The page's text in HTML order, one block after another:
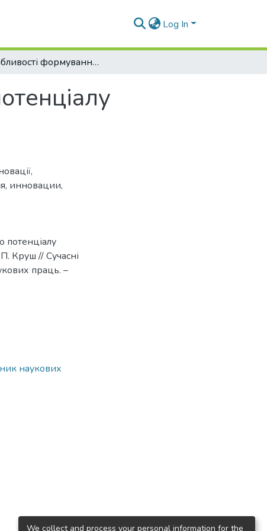
Log In
Особливості формування інноваційного потенціалу промислових підприємств України
,
, инновации,
потенціалу
Круш // Сучасні
праць. –
наукових
We collect and process your personal information for the